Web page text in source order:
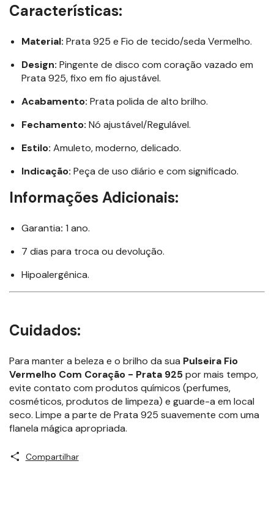
Características:
Material: Prata 925 e Fio de tecido/seda Vermelho.
Design: Pingente de disco com coração vazado em
Prata 925, fixo em fio ajustável.
Acabamento: Prata polida de alto brilho.
Fechamento: Nó ajustável/Regulável.
Estilo: Amuleto, moderno, delicado.
Indicação: Peça de uso diário e com significado.
Informações Adicionais:
Garantia: 1 ano.
7 dias para troca ou devolução.
Hipoalergênica.
Cuidados:
Para manter a beleza e o brilho da sua Pulseira Fio
Vermelho Com Coração - Prata 925por mais tempo,
evite contato com produtos químicos (perfumes,
cosméticos, produtos de limpeza) e guarde-a em local
seco. Limpe a parte de Prata 925 suavemente com uma
flanela mágica apropriada.
Compartilhar